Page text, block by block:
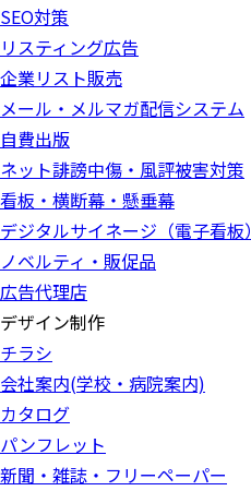
SEO対策
リスティング広告
企業リスト販売
メール・メルマガ配信システム
自費出版
ネット誹謗中傷・風評被害対策
看板・横断幕・懸垂幕
デジタルサイネージ（電子看板）
ノベルティ・販促品
広告代理店
デザイン制作
チラシ
会社案内(学校・病院案内)
カタログ
パンフレット
新聞・雑誌・フリーペーパー